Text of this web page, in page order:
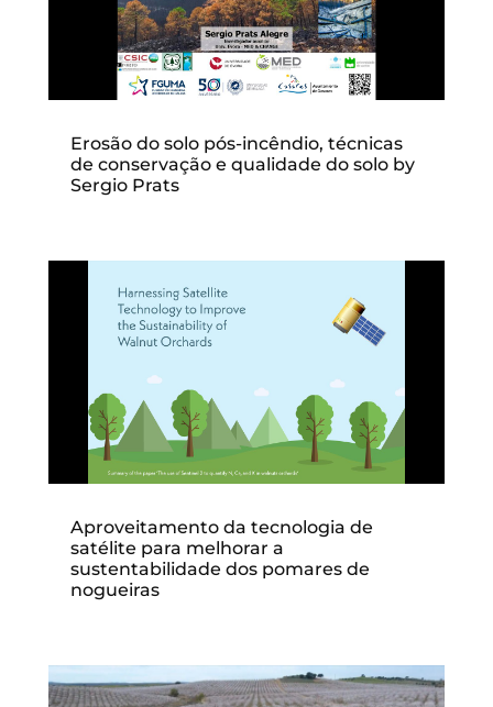
Erosão do solo pós-incêndio, técnicas
de conservação e qualidade do solo by
Sergio Prats
Aproveitamento da tecnologia de
satélite para melhorar a
sustentabilidade dos pomares de
nogueiras